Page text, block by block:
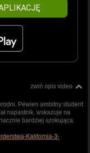
zwiń opis video
Pewien ambitny student
napastnik, wskazuje na
bardziej szokująca.
Kalifornia-3-